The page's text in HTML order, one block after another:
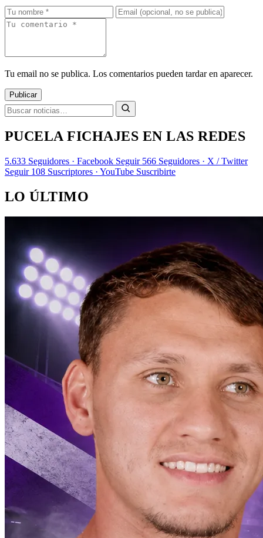
Tu email no se publica. Los comentarios pueden tardar en aparecer.
Publicar
PUCELA FICHAJES EN LAS REDES
5.633 Seguidores · Facebook Seguir 566 Seguidores · X / Twitter
Seguir 108 Suscriptores · YouTube Suscribirte
LO ÚLTIMO